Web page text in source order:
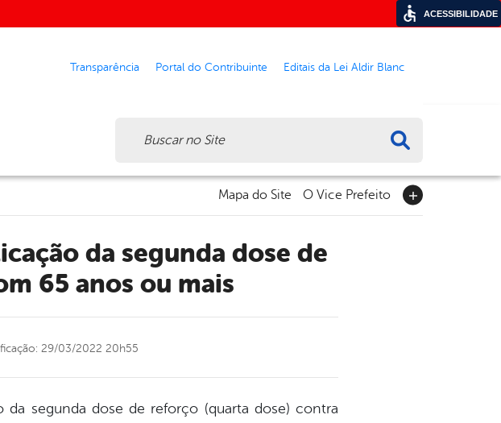
Transparência Portal do Contribuinte Editais da Lei Aldir Blanc
Mapa do Site O Vice Prefeito
65 anos ou mais
29/03/2022 20h55
da segunda dose de reforço (quarta dose) contra
ACESSIBILIDADE